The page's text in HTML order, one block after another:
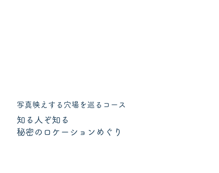
写真映えする穴場を巡るコース
知る人ぞ知る
秘密のロケーションめぐり